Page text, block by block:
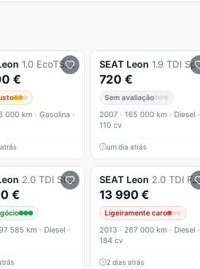
1.0 EcoTSI Style S/S
€
000 km · Gasolina ·
SEAT Leon 1.9 TDI Sport
720 €
Sem avaliação
2007 · 165 000 km · Diesel ·
110 cv
um dia atrás
2.0 TDI Style
€
585 km · Diesel ·
SEAT Leon 2.0 TDI FR S/S
13 990 €
Ligeiramente caro
2013 · 267 000 km · Diesel ·
184 cv
2 dias atrás